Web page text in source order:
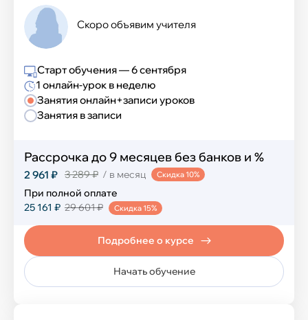
Колледж
Разработка ПО
Графический дизайн
Юриспруденция
Тест-драйв колледжа
Подготовка к школе
Скоро объявим учителя
Занятия онлайн+записи уроков
Занятия в записи
Старт обучения — 6 сентября
1 онлайн-урок в неделю
Рассрочка до 9 месяцев без банков и %
2 961 ₽ 3 289 ₽ / в месяц Скидка 10%
При полной оплате
25 161 ₽ 29 601 ₽ Скидка 15%
Начать обучение
Подробнее о курсе